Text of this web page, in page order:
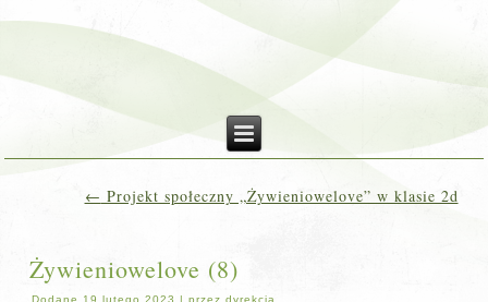
← Projekt społeczny „Żywieniowelove” w klasie 2d
Żywieniowelove (8)
Dodane 19 lutego 2023 |przez dyrekcja